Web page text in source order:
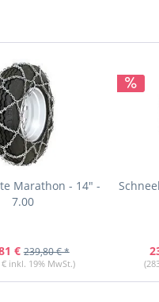
Marathon - 14" -
7.00
€ 239,80 € *
€ inkl. 19% MwSt.)